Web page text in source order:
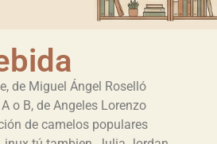
de Miguel Ángel Roselló
o B, de Angeles Lorenzo
de camelos populares